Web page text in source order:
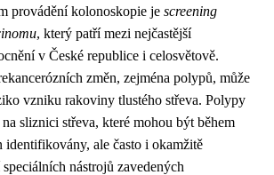
provádění kolonoskopie je screening
, který patří mezi nejčastější
v České republice i celosvětově.
změn, zejména polypů, může
vzniku rakoviny tlustého střeva. Polypy
sliznici střeva, které mohou být během
identifikovány, ale často i okamžitě
nástrojů zavedených